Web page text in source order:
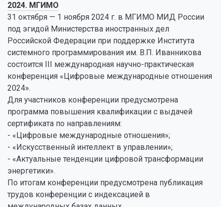
2024. МГИМО
31 октября — 1 ноября 2024 г. в МГИМО МИД России
под эгидой Министерства иностранных дел
Российской Федерации при поддержке Института
системного программирования им. В.П. Иванникова
состоится III международная научно-практическая
конференция «Цифровые международные отношения
2024».
Для участников конференции предусмотрена
программа повышения квалификации с выдачей
сертификата по направлениям:
- «Цифровые международные отношения»;
- «Искусственный интеллект в управлении»;
- «Актуальные тенденции цифровой трансформации
энергетики».
По итогам конференции предусмотрена публикация
трудов конференции с индексацией в